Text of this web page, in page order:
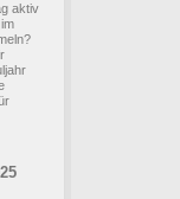
aktiv